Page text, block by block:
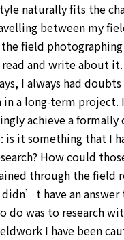
naturally fits the
between my
field
and write about it.
I always had
in a long-term
achieve a
is it something that I
How could
through the field
didn’t have an
do was to research
I have been